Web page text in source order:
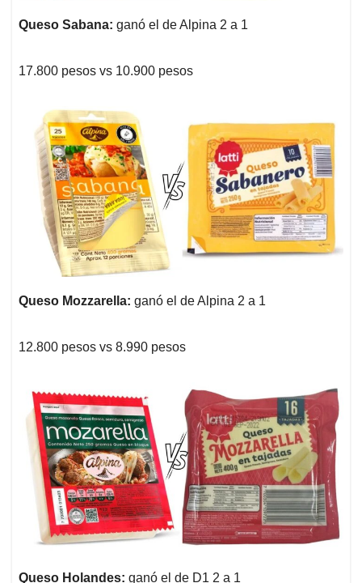
Queso Sabana: ganó el de Alpina 2 a 1
17.800 pesos vs 10.900 pesos
Queso Mozzarella: ganó el de Alpina 2 a 1
12.800 pesos vs 8.990 pesos
Queso Holandes: ganó el de D1 2 a 1